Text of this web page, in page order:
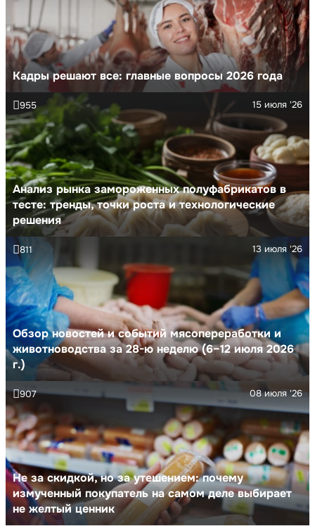
Кадры решают все: главные вопросы 2026 года
Анализ рынка замороженных полуфабрикатов в
тесте: тренды, точки роста и технологические
решения
15 июля '26
955
Обзор новостей и событий мясопереработки и
животноводства за 28-ю неделю (6–12 июля 2026
г.)
13 июля '26
811
Не за скидкой, но за утешением: почему
измученный покупатель на самом деле выбирает
не желтый ценник
08 июля '26
907